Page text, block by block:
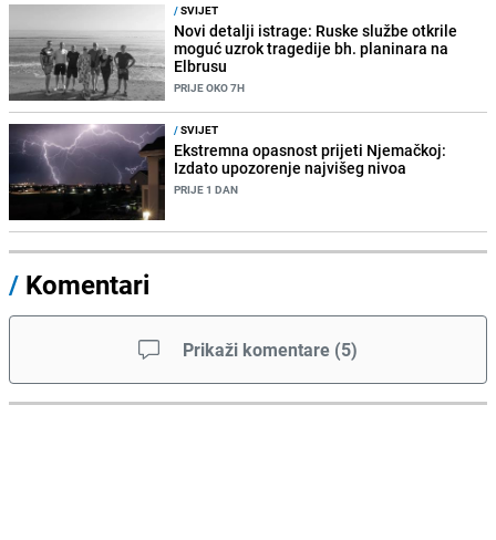
/SVIJET
Novi detalji istrage: Ruske službe otkrile
moguć uzrok tragedije bh. planinara na
Elbrusu
PRIJE OKO 7H
/SVIJET
Ekstremna opasnost prijeti Njemačkoj:
Izdato upozorenje najvišeg nivoa
PRIJE 1 DAN
/ Komentari
Prikaži komentare (5)